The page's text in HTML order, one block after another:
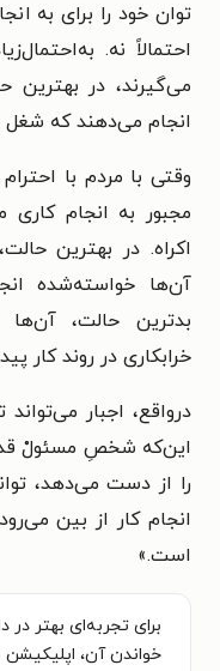
توان خود را برای به
احتمالاً نه.
می‌گیرند، در بهترین
انجام می‌دهند که شغل
وقتی با مردم با
مجبور به انجام
اکراه. در بهترین
آن‌ها خواسته‌شده
بدترین حالت، آن‌ها
خرابکاری در روند کار
درواقع، اجبار
این‌که شخصِ مسئولْ
را از دست می‌دهد،
انجام کار از بین
است.»
برای تجربه‌ای بهتر
خواندن آن،